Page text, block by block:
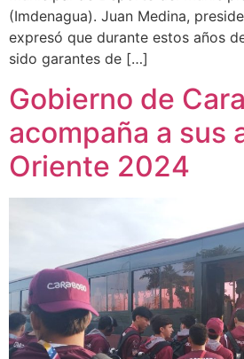
(Imdenagua). Juan Medina,
expresó que durante estos años
sido garantes de […]
Gobierno de
acompaña a sus
Oriente 2024